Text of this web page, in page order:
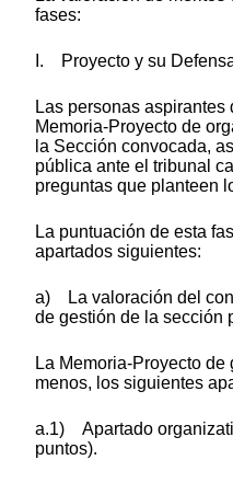
fases:
I. Proyecto y su
Las personas
Memoria-Proyecto de
la Sección convocada,
pública ante el tribunal
preguntas que planteen
La puntuación de esta
apartados siguientes:
a) La valoración del
de gestión de la sección
La Memoria-Proyecto de
menos, los siguientes
a.1) Apartado
puntos).